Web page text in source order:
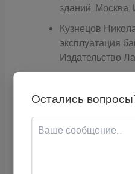
зданий. Москва:
Кузнецов
эксплуатация
Издательство
Строительный
Журнал
Остались